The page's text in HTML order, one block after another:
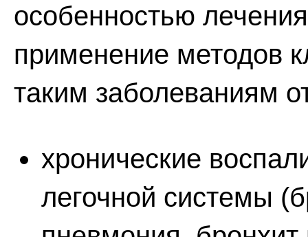
особенностью
применение методов
таким заболеваниям
хронические
легочной системы